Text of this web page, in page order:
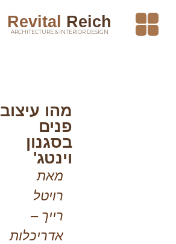
Revital Reich
ARCHITECTURE & INTERIOR DESIGN
מהו עיצוב
פנים
בסגנון
וינטג'
מאת
רויטל
רייך –
אדריכלות